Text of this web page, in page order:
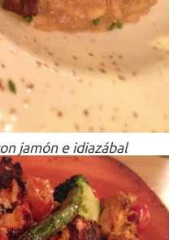
jamón e idiazábal